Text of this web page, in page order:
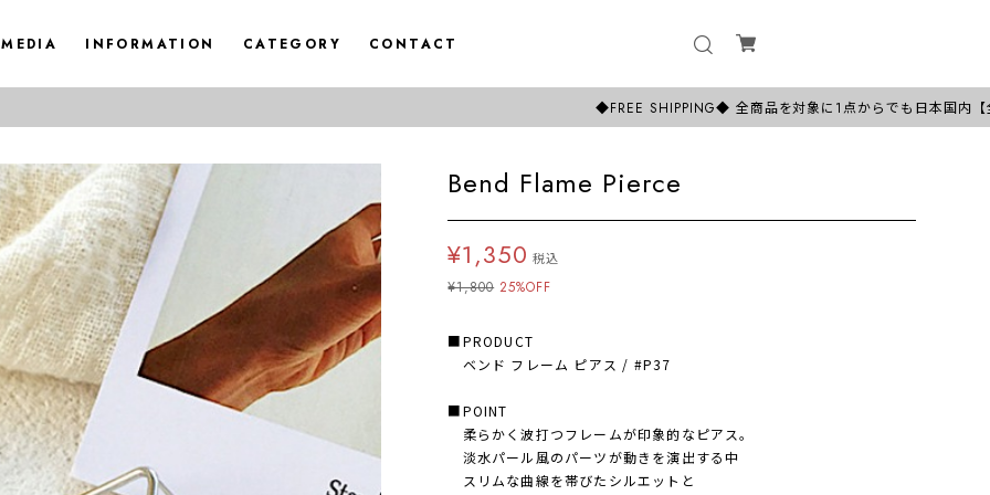
MEDIA INFORMATION CATEGORY CONTACT
◆FREE SHIPPING◆ 全商品を対象に1点からでも日本国内【全国送料無料
Bend Flame Pierce
¥1,350 税込
¥1,800 25%OFF
■PRODUCT
ベンド フレーム ピアス / #P37
■POINT
柔らかく波打つフレームが印象的なピアス。
淡水パール風のパーツが動きを演出する中
スリムな曲線を帯びたシルエットと